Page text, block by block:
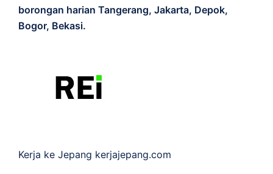
borongan harian Tangerang, Jakarta, Depok,
Bogor, Bekasi.
Kerja ke Jepang kerjajepang.com